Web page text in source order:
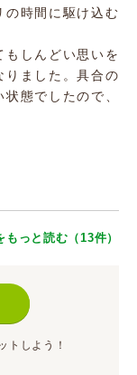
の時間に駆け込む
しんどい思いを
りました。具合の
態でしたので、
もっと読む（13件）
トしよう！